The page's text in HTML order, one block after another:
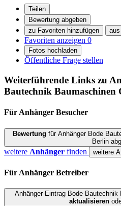
Teilen
Bewertung abgeben
zu Favoriten hinzufügen
Favoriten anzeigen 0
Fotos hochladen
Öffentliche Frage stellen
Weiterführende Links zu
Bautechnik
Für Anhänger Besucher
Bewertung für Anhänger Bode
Berlin
weitere Anhänger finden weitere
Für Anhänger Betreiber
Anhänger-Eintrag Bode
aktualisieren